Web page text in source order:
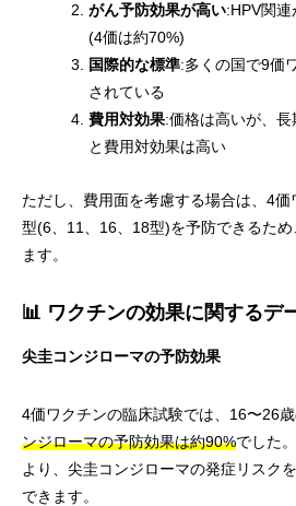
がん予防効果が高い:HPV関
(4価は約70%)
国際的な標準:多くの国で9価
されている
費用対効果:価格は高いが、
と費用対効果は高い
ただし、費用面を考慮する場合は、4
型(6、11、16、18型)を予防できるた
ます。
📊 ワクチンの効果に関するデ
尖圭コンジローマの予防効果
4価ワクチンの臨床試験では、16〜26歳
ンジローマの予防効果は約90%でした
より、尖圭コンジローマの発症リスク
できます。